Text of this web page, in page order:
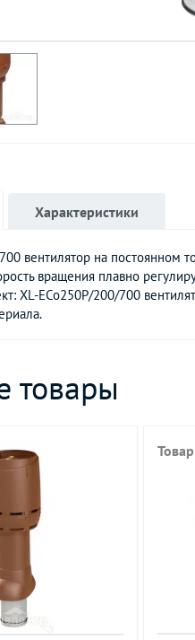
вентилятор на
вращения плавно
XL-ECo250Р/200/700
Характеристики
товары